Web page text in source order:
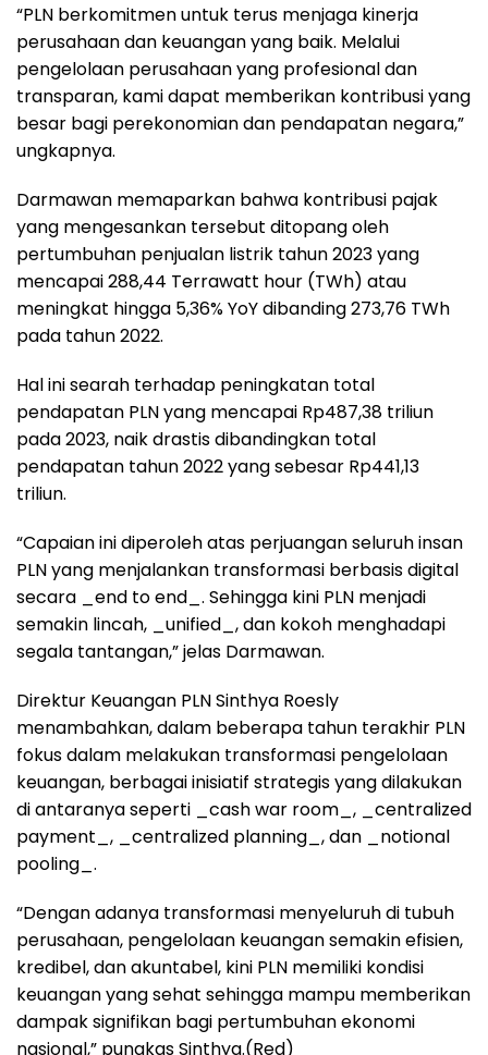
“PLN berkomitmen untuk terus menjaga kinerja
perusahaan dan keuangan yang baik. Melalui
pengelolaan perusahaan yang profesional dan
transparan, kami dapat memberikan kontribusi yang
besar bagi perekonomian dan pendapatan negara,”
ungkapnya.
Darmawan memaparkan bahwa kontribusi pajak
yang mengesankan tersebut ditopang oleh
pertumbuhan penjualan listrik tahun 2023 yang
mencapai 288,44 Terrawatt hour (TWh) atau
meningkat hingga 5,36% YoY dibanding 273,76 TWh
pada tahun 2022.
Hal ini searah terhadap peningkatan total
pendapatan PLN yang mencapai Rp487,38 triliun
pada 2023, naik drastis dibandingkan total
pendapatan tahun 2022 yang sebesar Rp441,13
triliun.
“Capaian ini diperoleh atas perjuangan seluruh insan
PLN yang menjalankan transformasi berbasis digital
secara _end to end_. Sehingga kini PLN menjadi
semakin lincah, _unified_, dan kokoh menghadapi
segala tantangan,” jelas Darmawan.
Direktur Keuangan PLN Sinthya Roesly
menambahkan, dalam beberapa tahun terakhir PLN
fokus dalam melakukan transformasi pengelolaan
keuangan, berbagai inisiatif strategis yang dilakukan
di antaranya seperti _cash war room_, _centralized
payment_, _centralized planning_, dan _notional
pooling_.
“Dengan adanya transformasi menyeluruh di tubuh
perusahaan, pengelolaan keuangan semakin efisien,
kredibel, dan akuntabel, kini PLN memiliki kondisi
keuangan yang sehat sehingga mampu memberikan
dampak signifikan bagi pertumbuhan ekonomi
nasional,” pungkas Sinthya.(Red)